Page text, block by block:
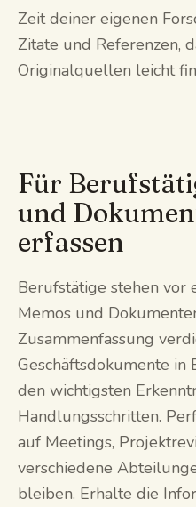
Zeit deiner eigenen
Zitate und Referenzen,
Originalquellen leicht
Für
und
erfassen
Berufstätige stehen vor
Memos und
Zusammenfassung
Geschäftsdokumente in
den wichtigsten
Handlungsschritten.
auf Meetings,
verschiedene
bleiben. Erhalte die